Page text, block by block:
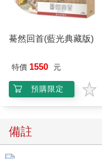
驀然回首(藍光典藏版)
特價 1550 元
預購限定
備註